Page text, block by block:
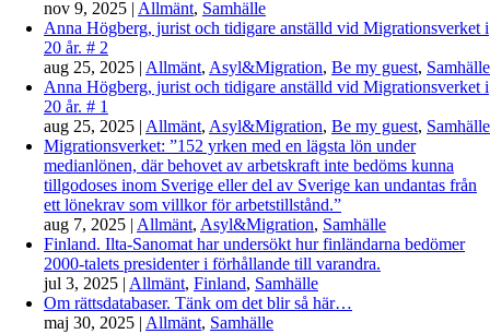
nov 9, 2025 | Allmänt, Samhälle
Anna Högberg, jurist och tidigare anställd vid Migrationsverket i
20 år. # 2
aug 25, 2025 | Allmänt, Asyl&Migration, Be my guest, Samhälle
Anna Högberg, jurist och tidigare anställd vid Migrationsverket i
20 år. # 1
aug 25, 2025 | Allmänt, Asyl&Migration, Be my guest, Samhälle
Migrationsverket: ”152 yrken med en lägsta lön under
medianlönen, där behovet av arbetskraft inte bedöms kunna
tillgodoses inom Sverige eller del av Sverige kan undantas från
ett lönekrav som villkor för arbetstillstånd.”
aug 7, 2025 | Allmänt, Asyl&Migration, Samhälle
Finland. Ilta-Sanomat har undersökt hur finländarna bedömer
2000-talets presidenter i förhållande till varandra.
jul 3, 2025 | Allmänt, Finland, Samhälle
Om rättsdatabaser. Tänk om det blir så här…
maj 30, 2025 | Allmänt, Samhälle